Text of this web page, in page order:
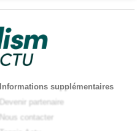
Informations supplémentaires
Devenir partenaire
Nous contacter